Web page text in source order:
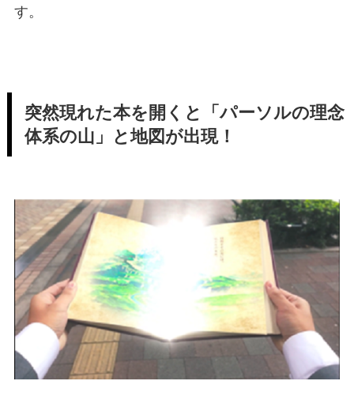
す。
突然現れた本を開くと「パーソルの理念
体系の山」と地図が出現！